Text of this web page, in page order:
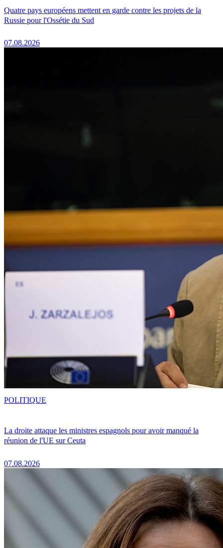
Quatre pays européens mettent en garde contre les projets de la
Russie pour l'Ossétie du Sud
07.08.2026
La droite attaque les ministres espagnols pour avoir manqué la
réunion de l'UE sur Ceuta
07.08.2026
POLITIQUE